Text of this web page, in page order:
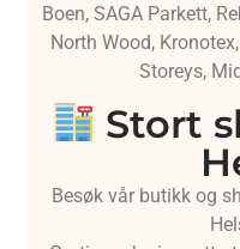
Boen, SAGA Parkett,
North Wood,
Storeys,
Stort
Besøk vår butikk og